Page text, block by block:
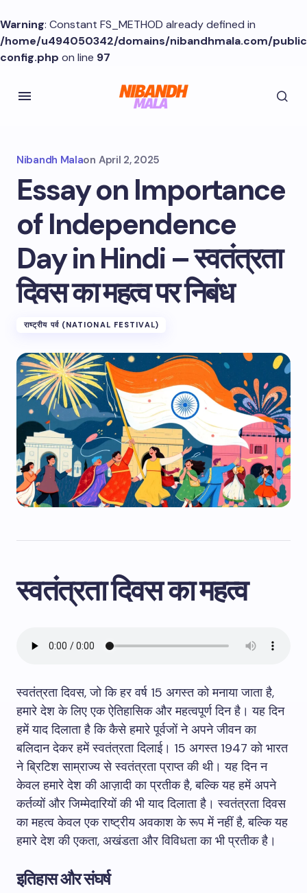
Warning: Constant FS_METHOD already defined in
/home/u494050342/domains/nibandhmala.com/
config.php on line 97
Nibandh Malaon April 2, 2025
Essay on Importance
of Independence
Day in Hindi – स्वतंत्रता
दिवस का महत्व पर निबंध
राष्ट्रीय पर्व (NATIONAL FESTIVAL)
स्वतंत्रता दिवस का महत्व
स्वतंत्रता दिवस, जो कि हर वर्ष 15 अगस्त को मनाया जाता है,
हमारे देश के लिए एक ऐतिहासिक और महत्वपूर्ण दिन है। यह दिन
हमें याद दिलाता है कि कैसे हमारे पूर्वजों ने अपने जीवन का
बलिदान देकर हमें स्वतंत्रता दिलाई। 15 अगस्त 1947 को भारत
ने ब्रिटिश साम्राज्य से स्वतंत्रता प्राप्त की थी। यह दिन न
केवल हमारे देश की आज़ादी का प्रतीक है, बल्कि यह हमें अपने
कर्तव्यों और जिम्मेदारियों की भी याद दिलाता है। स्वतंत्रता दिवस
का महत्व केवल एक राष्ट्रीय अवकाश के रूप में नहीं है, बल्कि यह
हमारे देश की एकता, अखंडता और विविधता का भी प्रतीक है।
इतिहास और संघर्ष